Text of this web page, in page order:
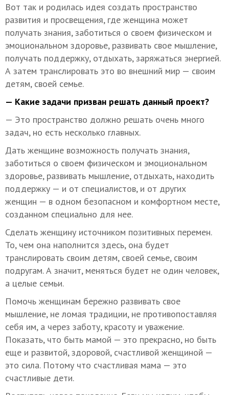
Вот так и родилась идея создать пространство
развития и просвещения, где женщина может
получать знания, заботиться о своем физическом и
эмоциональном здоровье, развивать свое мышление,
получать поддержку, отдыхать, заряжаться энергией.
А затем транслировать это во внешний мир — своим
детям, своей семье.
— Какие задачи призван решать данный проект?
— Это пространство должно решать очень много
задач, но есть несколько главных.
Дать женщине возможность получать знания,
заботиться о своем физическом и эмоциональном
здоровье, развивать мышление, отдыхать, находить
поддержку — и от специалистов, и от других
женщин — в одном безопасном и комфортном месте,
созданном специально для нее.
Сделать женщину источником позитивных перемен.
То, чем она наполнится здесь, она будет
транслировать своим детям, своей семье, своим
подругам. А значит, меняться будет не один человек,
а целые семьи.
Помочь женщинам бережно развивать свое
мышление, не ломая традиции, не противопоставляя
себя им, а через заботу, красоту и уважение.
Показать, что быть мамой — это прекрасно, но быть
еще и развитой, здоровой, счастливой женщиной —
это сила. Потому что счастливая мама — это
счастливые дети.